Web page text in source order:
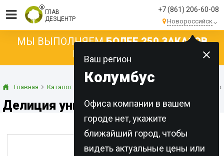
ГЛАВ
ДЕЗЦЕНТР
+7 (861) 206-60-08
Новороссийск
Ваш регион
Колумбус
Офиса компании в вашем
городе нет, укажите
ближайший город, чтобы
видеть актуальные цены или
МЫ ВЫПОЛНЯЕМБОЛЕЕ 250 ЗАКАЗОВ
КАЖДЫЙ ДЕНЬ!
Главная Каталог Инсектициды Аэрозоли Делиция
Делиция универсальная